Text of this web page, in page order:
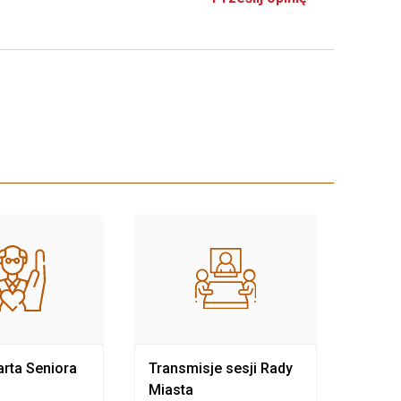
Seniora
Transmisje sesji Rady
Miasta